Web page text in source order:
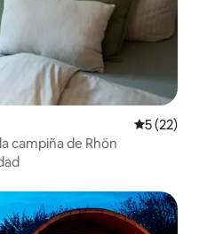
5 (22)
campiña de Rhön